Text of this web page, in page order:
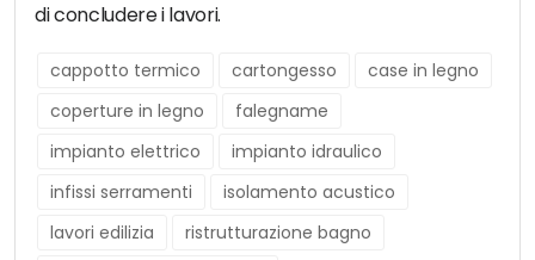
di concludere i lavori.
cappotto termico cartongesso
case in legno
coperture in legno
falegname
impianto elettrico
impianto idraulico
infissi serramenti
isolamento acustico
lavori edilizia
ristrutturazione bagno